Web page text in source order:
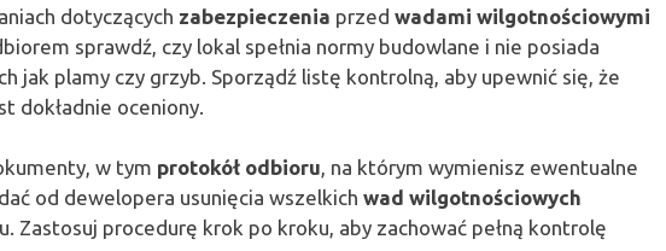
dotyczących zabezpieczenia przed wadami wilgotnościowymi
sprawdź, czy lokal spełnia normy budowlane i nie posiada
jak plamy czy grzyb. Sporządź listę kontrolną, aby upewnić się, że
dokładnie oceniony.
w tym protokół odbioru, na którym wymienisz ewentualne
od dewelopera usunięcia wszelkich wad wilgotnościowych
Zastosuj procedurę krok po kroku, aby zachować pełną kontrolę